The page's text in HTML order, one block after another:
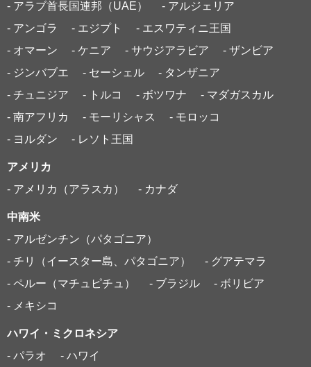
- アラブ首長国連邦（UAE）
- アルジェリア
- アンゴラ
- エジプト
- エスワティニ王国
- オマーン
- ケニア - サウジアラビア
- ザンビア
- ジンバブエ
- セーシェル
- タンザニア
- チュニジア
- トルコ - ボツワナ
- マダガスカル
- 南アフリカ
- モーリシャス
- モロッコ
- ヨルダン
- レソト王国
アメリカ
- アメリカ（アラスカ）
- カナダ
中南米
- アルゼンチン（パタゴニア）
- チリ（イースター島、パタゴニア）
- グアテマラ
- ペルー（マチュピチュ）
- ブラジル
- ボリビア
- メキシコ
ハワイ・ミクロネシア
- パラオ
- ハワイ